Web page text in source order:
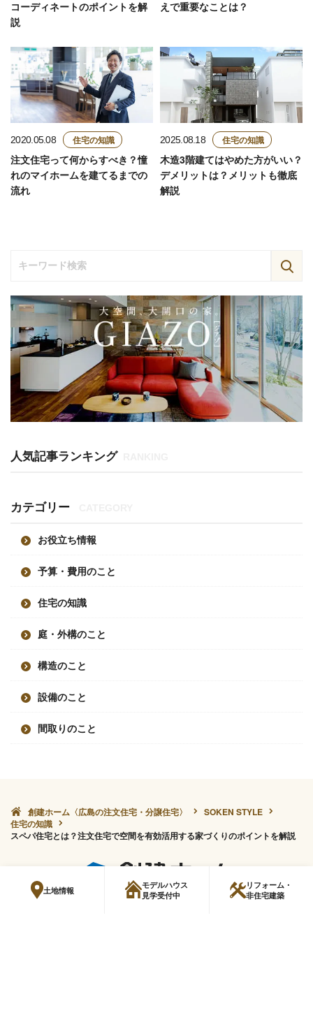
土地情報
モデルハウス
見学受付中
リフォーム・
非住宅建築
コーディネートのポイントを解
説
えで重要なことは？
2020.05.08 住宅の知識
注文住宅って何からすべき？憧
れのマイホームを建てるまでの
流れ
2025.08.18 住宅の知識
木造3階建てはやめた方がいい？
デメリットは？メリットも徹底
解説
人気記事ランキング
カテゴリー
お役立ち情報
予算・費用のこと
住宅の知識
庭・外構のこと
構造のこと
設備のこと
間取りのこと
創建ホーム〈広島の注文住宅・分譲住宅〉
SOKEN STYLE
住宅の知識
スペパ住宅とは？注文住宅で空間を有効活用する家づくりのポイントを解説